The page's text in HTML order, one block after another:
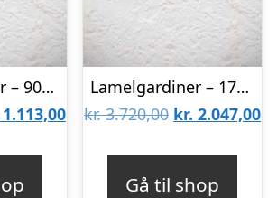
Lamelgardiner – 90×130 – Beige
1.113,00Den
Lamelgardiner – 170×220 – Beige
kr.3.720,00 Den
kr. 2.047,00
Gå til shop